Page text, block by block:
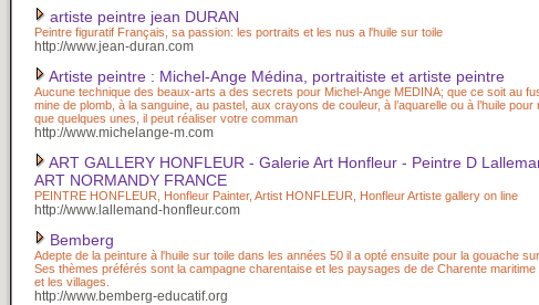
artiste peintre jean DURAN
Peintre figuratif Français, sa passion: les portraits et les nus a l'huile sur toile
http://www.jean-duran.com
Artiste peintre : Michel-Ange Médina, portraitiste et artiste peintre
Aucune technique des beaux-arts a des secrets pour Michel-Ange MEDINA; que ce soit au
mine de plomb, à la sanguine, au pastel, aux crayons de couleur, à l’aquarelle ou à l’huile pour
que quelques unes, il peut réaliser votre comman
http://www.michelange-m.com
ART GALLERY HONFLEUR - Galerie Art Honfleur - Peintre D
ART NORMANDY FRANCE
PEINTRE HONFLEUR, Honfleur Painter, Artist HONFLEUR, Honfleur Artiste gallery on line
http://www.lallemand-honfleur.com
Bemberg
Adepte de la peinture à l'huile sur toile dans les années 50 il a opté ensuite pour la gouache
Ses thèmes préférés sont la campagne charentaise et les paysages de de Charente maritime
et les villages.
http://www.bemberg-educatif.org